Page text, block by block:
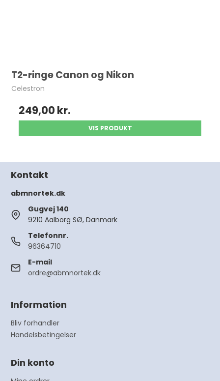
T2-ringe Canon og Nikon
Celestron
249,00 kr.
VIS PRODUKT
Kontakt
abmnortek.dk
Gugvej 140
9210 Aalborg SØ, Danmark
Telefonnr.
96364710
E-mail
ordre@abmnortek.dk
Information
Bliv forhandler
Handelsbetingelser
Din konto